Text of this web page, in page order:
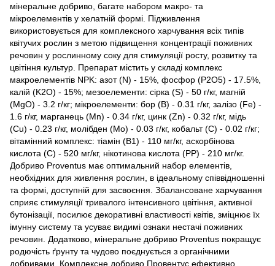
мінеральне добриво, багате набором макро- та
мікроелементів у хелатній формі. Підживлення
використовується для комплексного харчування всіх типів
квітучих рослин з метою підвищення концентрації поживних
речовин у рослинному соку для стимуляції росту, розвитку та
цвітіння культур. Препарат містить у складі комплекс
макроелементів NPK: азот (N) - 15%, фосфор (P2О5) - 17.5%,
калій (K2О) - 15%; мезоелементи: сірка (S) - 50 г/кг, магній
(MgO) - 3.2 г/кг; мікроелементи: бор (В) - 0.31 г/кг, залізо (Fe) -
1.6 г/кг, марганець (Мn) - 0.34 г/кг, цинк (Zn) - 0.32 г/кг, мідь
(Cu) - 0.23 г/кг, молібден (Мо) - 0.03 г/кг, кобальт (С) - 0.02 г/кг;
вітамінний комплекс: тіамін (В1) - 110 мг/кг, аскорбінова
кислота (С) - 520 мг/кг, нікотинова кислота (РР) - 210 мг/кг.
Добриво Proventus має оптимальний набор елементів,
необхідних для живлення рослин, в ідеальному співвідношенні
та формі, доступній для засвоєння. Збалансоване харчування
сприяє стимуляції тривалого інтенсивного цвітіння, активної
бутонізації, посилює декоративні властивості квітів, зміцнює їх
імунну систему та усуває видимі ознаки нестачі поживних
речовин. Додатково, мінеральне добриво Proventus покращує
родючість ґрунту та чудово поєднується з органічними
добривами. Комплексне добриво Провентус ефективно